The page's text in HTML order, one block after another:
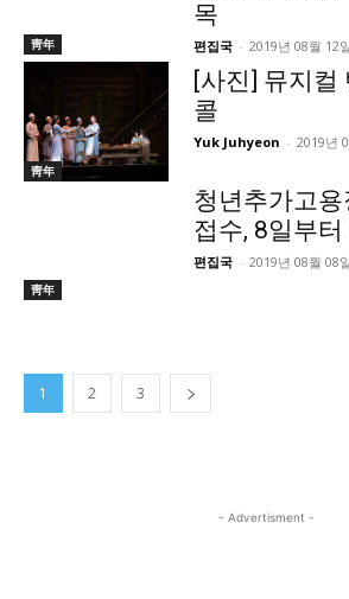
靑年
목
편집국 - 2019년 08월 12
靑年
[사진] 뮤지컬
콜
Yuk Juhyeon - 2019년
靑年
청년추가고용
접수, 8일부
편집국 - 2019년 08월 08
1 2 3
- Advertisment -